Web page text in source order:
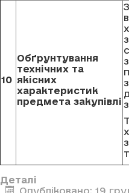
10
Обґрунтування
технічних та
якісних
характеристик
предмета закупівлі
Деталі
Опубліковано: 19